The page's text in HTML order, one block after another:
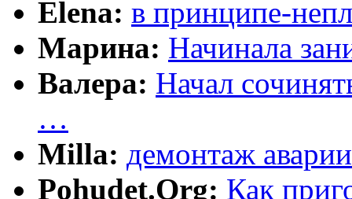
Elena: в принципе-
Марина: Начинала
Валера: Начал
…
Milla: демонтаж
Pohudet.Org: Как